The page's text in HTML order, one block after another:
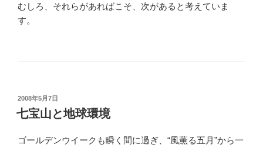
むしろ、それらがあればこそ、次があると考えていま
す。
投
稿
日:
2008年5月7日
七宝山と地球環境
ゴールデンウイークも瞬く間に過ぎ、“風薫る五月”から一